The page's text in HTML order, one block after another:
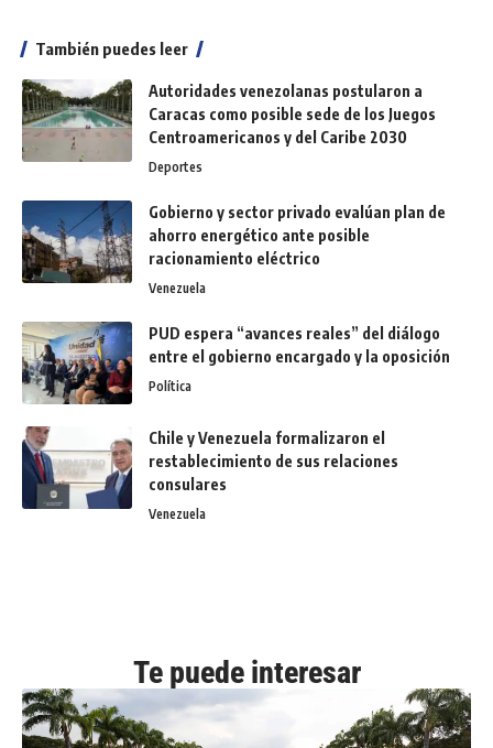
También puedes leer
Autoridades venezolanas postularon a
Caracas como posible sede de los Juegos
Centroamericanos y del Caribe 2030
Deportes
Gobierno y sector privado evalúan plan de
ahorro energético ante posible
racionamiento eléctrico
Venezuela
PUD espera “avances reales” del diálogo
entre el gobierno encargado y la oposición
Política
Chile y Venezuela formalizaron el
restablecimiento de sus relaciones
consulares
Venezuela
Te puede interesar